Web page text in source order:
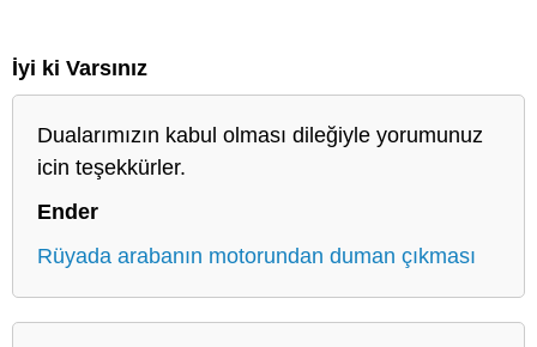
İyi ki Varsınız
Dualarımızın kabul olması dileğiyle yorumunuz
icin teşekkürler.
Ender
Rüyada arabanın motorundan duman çıkması